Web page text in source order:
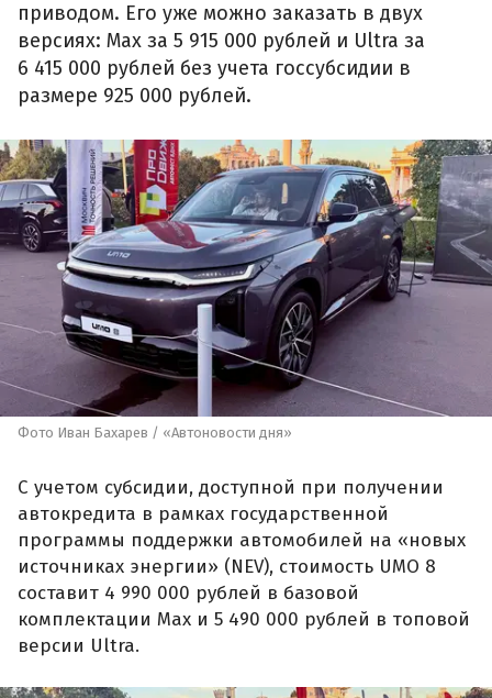
приводом. Его уже можно заказать в двух
версиях: Max за 5 915 000 рублей и Ultra за
6 415 000 рублей без учета госсубсидии в
размере 925 000 рублей.
Фото Иван Бахарев / «Автоновости дня»
С учетом субсидии, доступной при получении
автокредита в рамках государственной
программы поддержки автомобилей на «новых
источниках энергии» (NEV), стоимость UMO 8
составит 4 990 000 рублей в базовой
комплектации Max и 5 490 000 рублей в топовой
версии Ultra.